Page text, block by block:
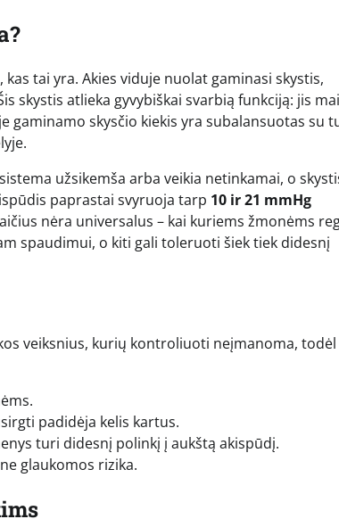
tai yra. Akies viduje nuolat gaminasi skystis,
skystis atlieka gyvybiškai svarbią funkciją: jis
gaminamo skysčio kiekis yra subalansuotas su
užsikemša arba veikia netinkamai, o
paprastai svyruoja tarp 10 ir 21 mmHg
nėra universalus – kai kuriems žmonėms
spaudimui, o kiti gali toleruoti šiek tiek didesnį
veiksnius, kurių kontroliuoti neįmanoma, todėl
padidėja kelis kartus.
turi didesnį polinkį į aukštą akispūdį.
glaukomos rizika.